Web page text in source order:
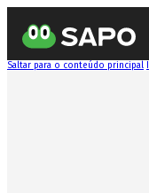
Saltar para o conteúdo principal